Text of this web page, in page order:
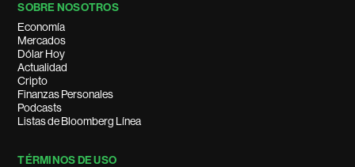
SOBRE NOSOTROS
Economía
Mercados
Dólar Hoy
Actualidad
Cripto
Finanzas Personales
Podcasts
Listas de Bloomberg Línea
TÉRMINOS DE USO